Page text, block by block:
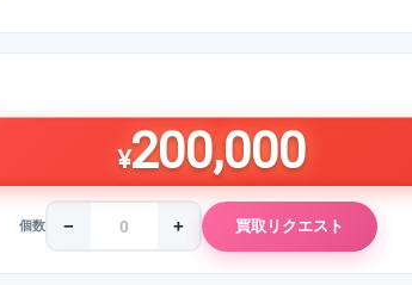
¥200,000
個数 − + 買取リクエスト